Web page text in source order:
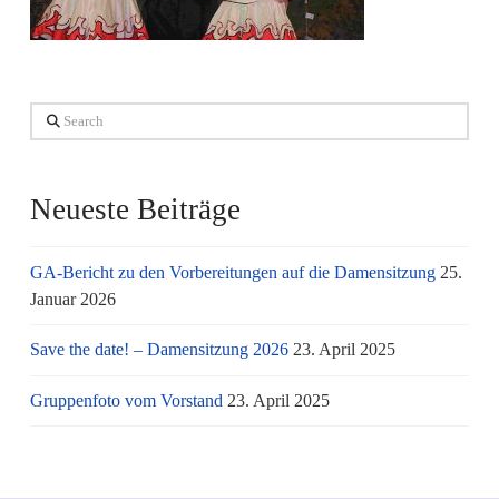
Search
Neueste Beiträge
GA-Bericht zu den Vorbereitungen auf die Damensitzung 25.
Januar 2026
Save the date! – Damensitzung 2026 23. April 2025
Gruppenfoto vom Vorstand 23. April 2025